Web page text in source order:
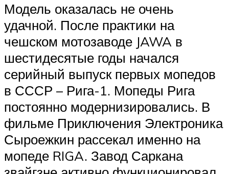
Модель оказалась не очень
удачной. После практики на
чешском мотозаводе JAWA в
шестидесятые годы начался
серийный выпуск первых мопедов
в СССР – Рига-1. Мопеды Рига
постоянно модернизировались. В
фильме Приключения Электроника
Сыроежкин рассекал именно на
мопеде RIGA. Завод Саркана